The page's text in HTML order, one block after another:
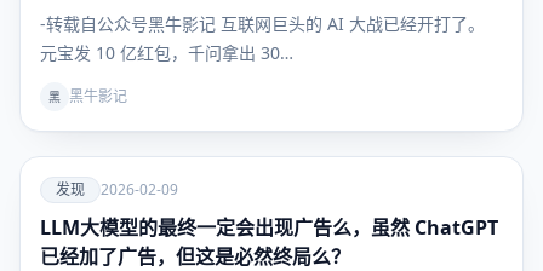
-转载自公众号黑牛影记 互联网巨头的 AI 大战已经开打了。
元宝发 10 亿红包，千问拿出 30…
黑 黑牛影记
爱
发现
发现 2026-02-09
LLM大模型的最终一定会出现广告么，虽然 ChatGPT
已经加了广告，但这是必然终局么？